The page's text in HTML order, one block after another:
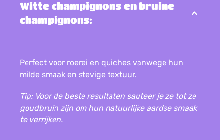
Witte champignons en bruine
champignons:
Perfect voor roerei en quiches vanwege hun
milde smaak en stevige textuur.
Tip: Voor de beste resultaten sauteer je ze tot ze
goudbruin zijn om hun natuurlijke aardse smaak
te verrijken.